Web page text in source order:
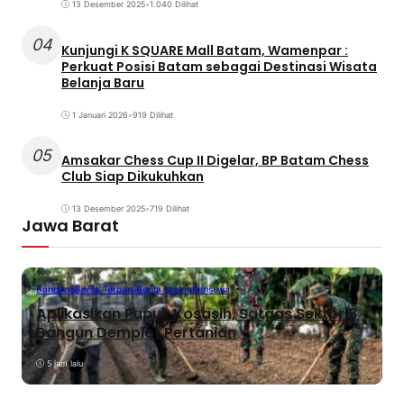
13 Desember 2025•1.040 Dilihat
04 Kunjungi K SQUARE Mall Batam, Wamenpar :
Perkuat Posisi Batam sebagai Destinasi Wisata
Belanja Baru
1 Januari 2026•919 Dilihat
05 Amsakar Chess Cup II Digelar, BP Batam Chess
Club Siap Dikukuhkan
13 Desember 2025•719 Dilihat
Jawa Barat
BandungBerita TerbaruBerita UtamaPeristiwa
Aplikasikan Pupuk Kosasih, Satgas Sektor 8
Bangun Demplot Pertanian
5 jam lalu